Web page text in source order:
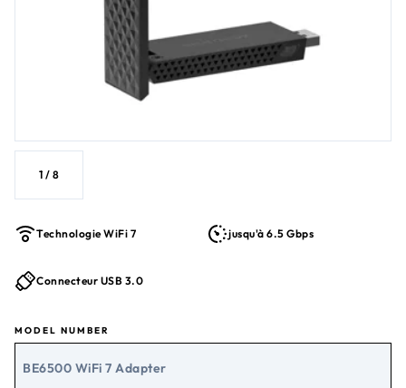
1 / 8
Technologie WiFi 7 jusqu'à 6.5 Gbps
Connecteur USB 3.0
MODEL NUMBER
BE6500 WiFi 7 Adapter